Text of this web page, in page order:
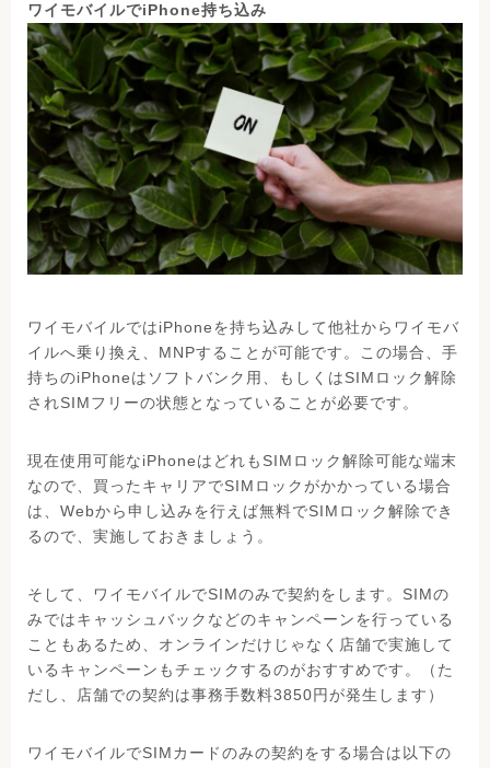
ワイモバイルでiPhone持ち込み
ワイモバイルではiPhoneを持ち込みして他社からワイモバ
イルへ乗り換え、MNPすることが可能です。この場合、手
持ちのiPhoneはソフトバンク用、もしくはSIMロック解除
されSIMフリーの状態となっていることが必要です。
現在使用可能なiPhoneはどれもSIMロック解除可能な端末
なので、買ったキャリアでSIMロックがかかっている場合
は、Webから申し込みを行えば無料でSIMロック解除でき
るので、実施しておきましょう。
そして、ワイモバイルでSIMのみで契約をします。SIMの
みではキャッシュバックなどのキャンペーンを行っている
こともあるため、オンラインだけじゃなく店舗で実施して
いるキャンペーンもチェックするのがおすすめです。（た
だし、店舗での契約は事務手数料3850円が発生します）
ワイモバイルでSIMカードのみの契約をする場合は以下の